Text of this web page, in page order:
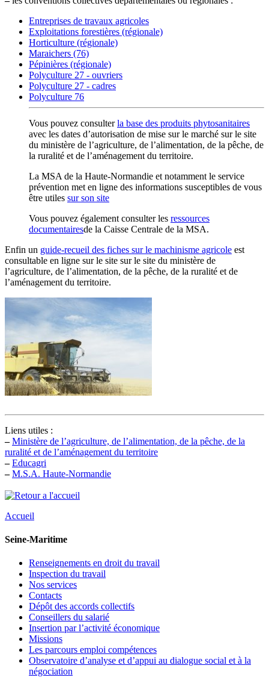
Entreprises de travaux agricoles
Exploitations forestières (régionale)
Horticulture (régionale)
Maraichers (76)
Pépinières (régionale)
Polyculture 27 - ouvriers
Polyculture 27 - cadres
Polyculture 76
Vous pouvez consulterla base des produits phytosanitaires
avec les dates d’autorisation de mise sur le marché sur le site
du ministère de l’agriculture, de l’alimentation, de la pêche, de
la ruralité et de l’aménagement du territoire.
La MSA de la Haute-Normandie et notamment le service
prévention met en ligne des informations susceptibles de vous
être utiles sur son site
Vous pouvez également consulter les ressources
documentairesde la Caisse Centrale de la MSA.
Enfin un guide-recueil des fiches sur le machinisme agricole est
consultable en ligne sur le site sur le site du ministère de
l’agriculture, de l’alimentation, de la pêche, de la ruralité et de
l’aménagement du territoire.
Liens utiles :
– Ministère de l’agriculture, de l’alimentation, de la pêche, de la
ruralité et de l’aménagement du territoire
– Educagri
– M.S.A. Haute-Normandie
Accueil
Seine-Maritime
Renseignements en droit du travail
Inspection du travail
Nos services
Contacts
Dépôt des accords collectifs
Conseillers du salarié
Insertion par l’activité économique
Missions
Les parcours emploi compétences
Observatoire d’analyse et d’appui au dialogue social et à la
négociation